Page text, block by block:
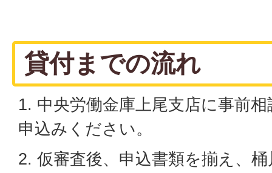
貸付までの流れ
1. 中央労働金庫上尾支店に事前
申込みください。
2. 仮審査後、申込書類を揃え、